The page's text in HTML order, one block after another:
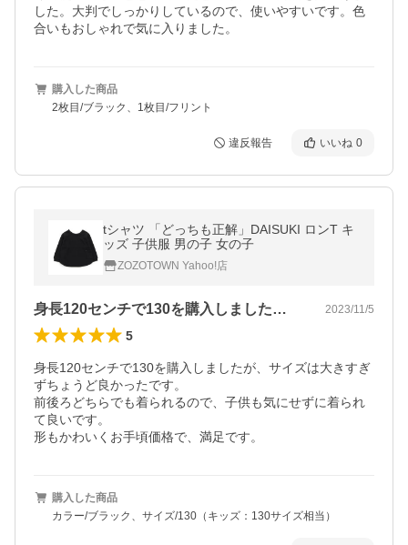
した。大判でしっかりしているので、使いやすいです。色
合いもおしゃれで気に入りました。
購入した商品
2枚目/ブラック、1枚目/フリント
違反報告 いいね 0
tシャツ 「どっちも正解」DAISUKI ロンT キ
ッズ 子供服 男の子 女の子
ZOZOTOWN Yahoo!店
身長120センチで130を購入しました… 2023/11/5
5
身長120センチで130を購入しましたが、サイズは大きすぎ
ずちょうど良かったです。
前後ろどちらでも着られるので、子供も気にせずに着られ
て良いです。
形もかわいくお手頃価格で、満足です。
購入した商品
カラー/ブラック、サイズ/130（キッズ：130サイズ相当）